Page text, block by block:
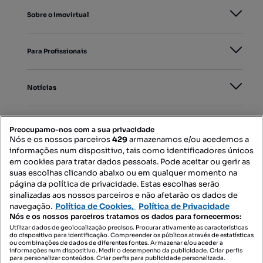
Sobre o Imovirtual
Para Profissionais
Notícias
Mapa do Site
Contacte-nos
SIGA-NOS:
Preocupamo-nos com a sua privacidade
Nós e os nossos parceiros429armazenamos e/ou acedemos a
informações num dispositivo, tais como identificadores únicos
em cookies para tratar dados pessoais. Pode aceitar ou gerir as
suas escolhas clicando abaixo ou em qualquer momento na
página da política de privacidade. Estas escolhas serão
sinalizadas aos nossos parceiros e não afetarão os dados de
navegação. Política de Cookies, Política de Privacidade
Nós e os nossos parceiros tratamos os dados para fornecermos:
Utilizar dados de geolocalização precisos. Procurar ativamente as características
do dispositivo para identificação. Compreender os públicos através de estatísticas
ou combinações de dados de diferentes fontes. Armazenar e/ou aceder a
informações num dispositivo. Medir o desempenho da publicidade. Criar perfis
para personalizar conteúdos. Criar perfis para publicidade personalizada.